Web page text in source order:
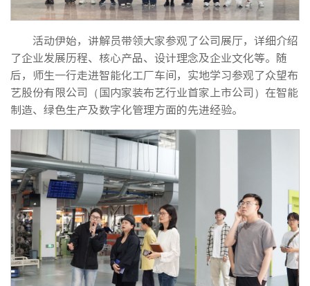
活动伊始，讲解员带领大家参观了公司展厅，详细介绍
了企业发展历程、核心产品、设计理念及企业文化等。随
后，师生一行走进智能化工厂车间，实地学习参观了众望布
艺股份有限公司（国内家装布艺行业首家上市公司）在智能
制造、绿色生产及数字化管理方面的先进经验。